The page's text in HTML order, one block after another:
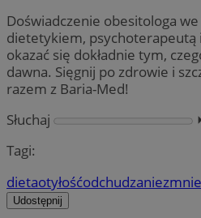
Doświadczenie obesitologa we
dietetykiem,
okazać się dokładnie tym,
dawna. Sięgnij po zdrowie i
razem z Baria-Med!
Słuchaj
⏵︎
Tagi:
dietaotyłośćodchudzanie
Udostępnij